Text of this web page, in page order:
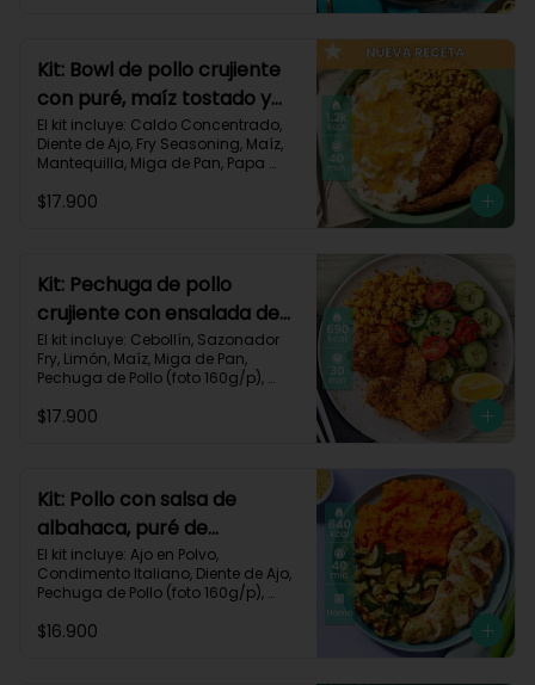
Kit: Bowl de pollo crujiente
con puré, maíz tostado y
queso monterey-140
El kit incluye: Caldo Concentrado,
Diente de Ajo, Fry Seasoning, Maíz,
Mantequilla, Miga de Pan, Papa
160g/p), Queso Monterey Jack, Sour
Grasas 62g | Proteínas 49g
$17.900
Kit: Pechuga de pollo
crujiente con ensalada de
pepino y maíz-8
El kit incluye: Cebollín, Sazonador
Fry, Limón, Maíz, Miga de Pan,
Pechuga de Pollo (foto 160g/p),
Cherry y Receta Impresa.
$17.900
Kit: Pollo con salsa de
albahaca, puré de
zanahorias y zucchini-85
El kit incluye: Ajo en Polvo,
Condimento Italiano, Diente de Ajo,
Pechuga de Pollo (foto 160g/p),
Zanahoria, Zucchini Verde, Receta
$16.900